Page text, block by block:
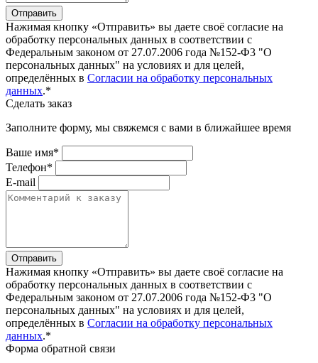
Отправить
Нажимая кнопку «Отправить» вы даете своё согласие на
обработку персональных данных в соответствии с
Федеральным законом от 27.07.2006 года №152-Ф3 "О
персональных данных" на условиях и для целей,
определённых в Согласии на обработку персональных
данных.*
Сделать заказ
Заполните форму, мы свяжемся с вами в ближайшее время
Ваше имя*
Телефон*
E-mail
Отправить
Нажимая кнопку «Отправить» вы даете своё согласие на
обработку персональных данных в соответствии с
Федеральным законом от 27.07.2006 года №152-Ф3 "О
персональных данных" на условиях и для целей,
определённых в Согласии на обработку персональных
данных.*
Форма обратной связи